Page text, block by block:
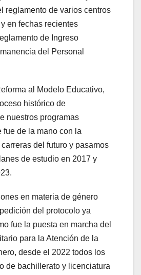
reglamento de varios centros
en fechas recientes
de Ingreso
del Personal
al Modelo Educativo,
histórico de
nuestros programas
fue de la mano con la
del futuro y pasamos
de estudio en 2017 y
en materia de género
del protocolo ya
fue la puesta en marcha del
para la Atención de la
desde el 2022 todos los
de bachillerato y licenciatura